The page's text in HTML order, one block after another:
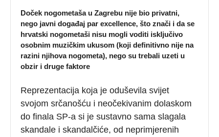
Doček nogometaša u Zagrebu nije bio privatni,
nego javni događaj par excellence, što znači i da se
hrvatski nogometaši nisu mogli voditi isključivo
osobnim muzičkim ukusom (koji definitivno nije na
razini njihova nogometa), nego su trebali uzeti u
obzir i druge faktore
Reprezentacija koja je oduševila svijet
svojom srčanošću i neočekivanim dolaskom
do finala SP-a si je sustavno sama slagala
skandale i skandalčiće, od neprimjerenih